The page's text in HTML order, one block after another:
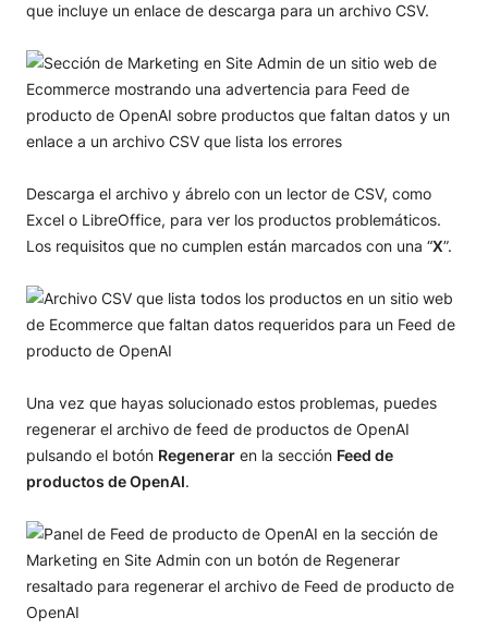
que incluye un enlace de descarga para un archivo CSV.
Descarga el archivo y ábrelo con un lector de CSV, como
Excel o LibreOffice, para ver los productos problemáticos.
Los requisitos que no cumplen están marcados con una “X”.
Una vez que hayas solucionado estos problemas, puedes
regenerar el archivo de feed de productos de OpenAI
pulsando el botón Regenerar en la sección Feed de
productos de OpenAI.